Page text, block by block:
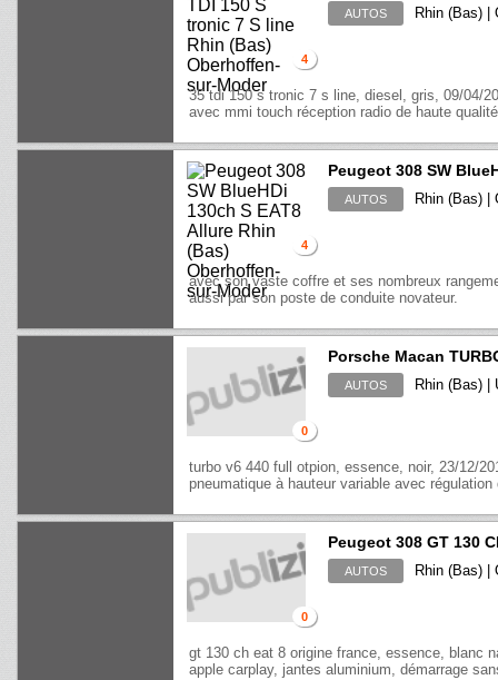
4
AUTOS Rhin (Bas) |
35 tdi 150 s tronic 7 s line, diesel, gris, 09/04/
avec mmi touch réception radio de haute
4
Peugeot 308 SW
AUTOS Rhin (Bas) |
avec son vaste coffre et ses nombreux
aussi par son poste de conduite novateur.
0
Porsche Macan
AUTOS Rhin (Bas) |
turbo v6 440 full otpion, essence, noir, 23/12/
pneumatique à hauteur variable avec
0
Peugeot 308 GT 130
AUTOS Rhin (Bas) |
gt 130 ch eat 8 origine france, essence, blanc
apple carplay, jantes aluminium, démarrage